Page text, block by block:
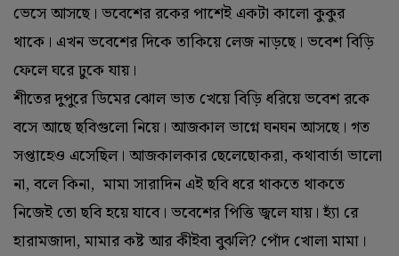
ভেসে আসছে। ভবেশের রকের পাশেই একটা কালো কুকুর
থাকে। এখন ভবেশের দিকে তাকিয়ে লেজ নাড়ছে। ভবেশ বিড়ি
ফেলে ঘরে ঢুকে যায়।
শীতের দুপুরে ডিমের ঝোল ভাত খেয়ে বিড়ি ধরিয়ে ভবেশ রকে
বসে আছে ছবিগুলো নিয়ে। আজকাল ভাগ্নে ঘনঘন আসছে। গত
সপ্তাহেও এসেছিল। আজকালকার ছেলেছোকরা, কথাবার্তা ভালো
না, বলে কিনা, মামা সারাদিন এই ছবি ধরে থাকতে থাকতে
নিজেই তো ছবি হয়ে যাবে। ভবেশের পিত্তি জ্বলে যায়। হ্যাঁ রে
হারামজাদা, মামার কষ্ট আর কীইবা বুঝলি? পোঁদ খোলা মামা।